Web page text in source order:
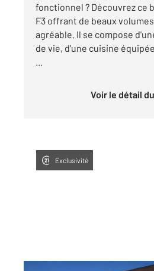
fonctionnel ? Découvrez ce
F3 offrant de beaux
agréable. Il se compose
de vie, d'une cuisine
Voir le détail
Exclusivité